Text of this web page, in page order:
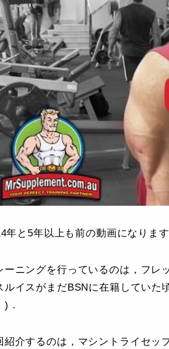
年と5年以上も前の動画になりま
ーニングを行っているのは，フ
ルイスがまだBSNに在籍してい
)．
紹介するのは，マシントライセッ